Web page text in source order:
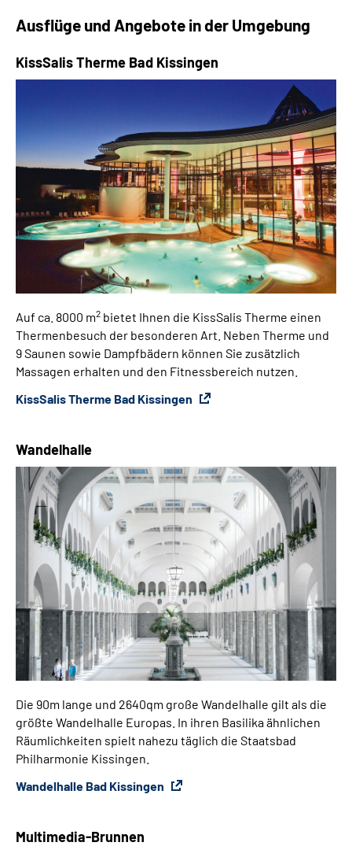
Ausflüge und Angebote in der Umgebung
KissSalis Therme Bad Kissingen
Auf ca. 8000 m2 bietet Ihnen die KissSalis Therme einen
Thermenbesuch der besonderen Art. Neben Therme und
9 Saunen sowie Dampfbädern können Sie zusätzlich
Massagen erhalten und den Fitnessbereich nutzen.
KissSalis Therme Bad Kissingen
Wandelhalle
Die 90m lange und 2640qm große Wandelhalle gilt als die
größte Wandelhalle Europas. In ihren Basilika ähnlichen
Räumlichkeiten spielt nahezu täglich die Staatsbad
Philharmonie Kissingen.
Wandelhalle Bad Kissingen
Multimedia-Brunnen